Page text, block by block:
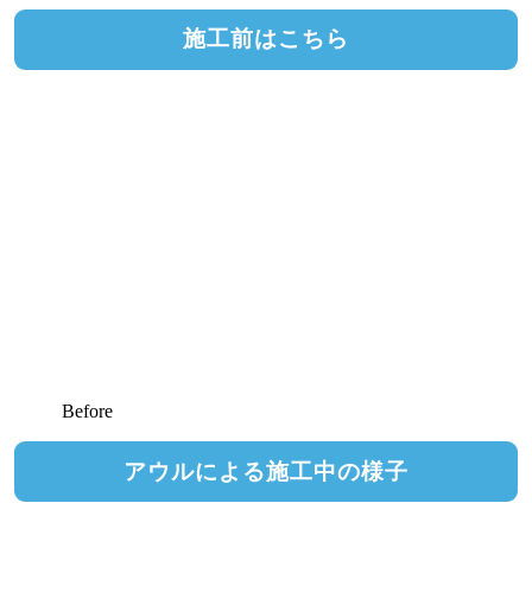
施工前はこちら
Before
アウルによる施工中の様子